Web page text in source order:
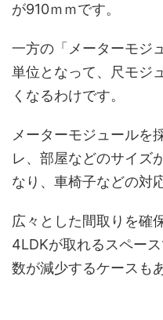
が910ｍｍです。
一方の「メーターモジ
単位となって、尺モジ
くなるわけです。
メーターモジュールを
レ、部屋などのサイズ
なり、車椅子などの対
広々とした間取りを確
4LDKが取れるスペー
数が減少するケースも